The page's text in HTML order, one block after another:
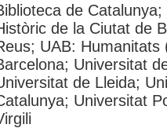
de
de la Ciutat de
UAB:
Universitat
de Lleida;
Universitat